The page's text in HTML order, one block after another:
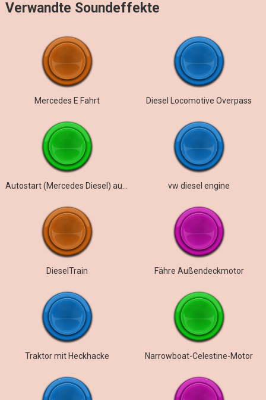
Verwandte Soundeffekte
Mercedes E Fahrt Diesel Locomotive Overpass
vw diesel engine
DieselTrain Fähre Außendeckmotor
Traktor mit Heckhacke Narrowboat-Celestine-Motor